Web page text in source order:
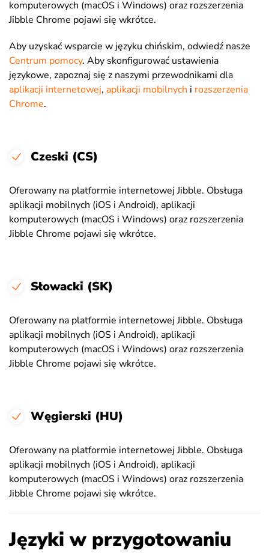
komputerowych (macOS i Windows) oraz rozszerzenia
Jibble Chrome pojawi się wkrótce.
Aby uzyskać wsparcie w języku chińskim, odwiedź nasze
Centrum pomocy. Aby skonfigurować ustawienia
językowe, zapoznaj się z naszymi przewodnikami dla
aplikacji internetowej, aplikacji mobilnych i rozszerzenia
Chrome.
Czeski (CS)
Oferowany na platformie internetowej Jibble. Obsługa
aplikacji mobilnych (iOS i Android), aplikacji
komputerowych (macOS i Windows) oraz rozszerzenia
Jibble Chrome pojawi się wkrótce.
Słowacki (SK)
Oferowany na platformie internetowej Jibble. Obsługa
aplikacji mobilnych (iOS i Android), aplikacji
komputerowych (macOS i Windows) oraz rozszerzenia
Jibble Chrome pojawi się wkrótce.
Węgierski (HU)
Oferowany na platformie internetowej Jibble. Obsługa
aplikacji mobilnych (iOS i Android), aplikacji
komputerowych (macOS i Windows) oraz rozszerzenia
Jibble Chrome pojawi się wkrótce.
Języki w przygotowaniu